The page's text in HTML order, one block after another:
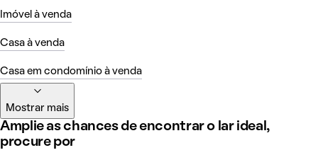
Imóvel à venda
Casa à venda
Casa em condomínio à venda
Mostrar mais
Amplie as chances de encontrar o lar ideal,
procure por